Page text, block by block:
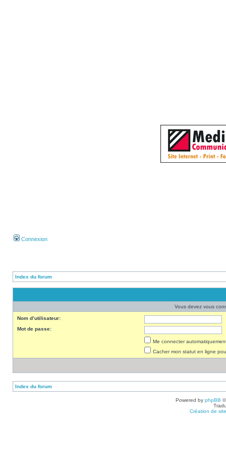
Connexion
Index du forum
Vous devez vous
Nom d’utilisateur:
Mot de passe:
Me connecter
Cacher mon statut en ligne
Index du forum
Powered by phpBB
Création de